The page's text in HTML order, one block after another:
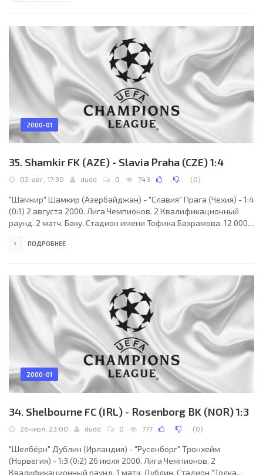
Кшанавичюс, Диниличевас (Величка, 62), Безыкорновас
(Пуоткалис, 82), Жута. "Глазго Рейнджерс": Клос, Риксен
2000-01
35. Shamkir FK (AZE) - Slavia Praha (CZE) 1:4
02-авг, 17:30 dudd 0 743 (0)
"Шамкир" Шамкир (Азербайджан) - "Славия" Прага (Чехия) - 1:4
(0:1) 2 августа 2000. Лига Чемпионов. 2 Квалификационный
раунд. 2 матч. Баку. Стадион имени Тофика Бахрамова. 12 000
- Норвегия). "Шамкир": Мехдиев, Джаббаров, Юнусов,
(Э.Гурбанов, 74), Куликов (Х.Маммадов, 59). "Славия": Черны,
Козел, Рада, Л.Дошек, Петроуш, Нечас (Лерх, 72),
ПОДРОБНЕЕ
2000-01
34. Shelbourne FC (IRL) - Rosenborg BK (NOR) 1:3
26-июл, 23:00 dudd 0 777 (0)
"Шелбёрн" Дублин (Ирландия) - "Русенборг" Тронхейм
(Норвегия) - 1:3 (0:2) 26 июля 2000. Лига Чемпионов. 2
Квалификационный раунд. 1 матч. Дублин. Стадион "Толка